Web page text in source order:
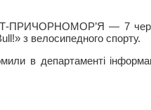
ПРИЧОРНОМОР’Я — 7
з велосипедного спорту.
в департаменті